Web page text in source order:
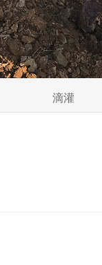
滴灌